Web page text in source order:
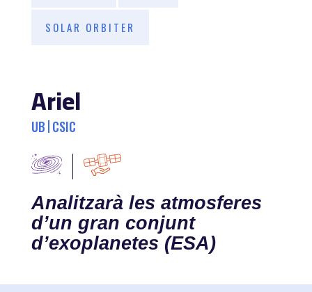
SOLAR ORBITER
Ariel
UB CSIC
Analitzarà les atmosferes
d’un gran conjunt
d’exoplanetes (ESA)